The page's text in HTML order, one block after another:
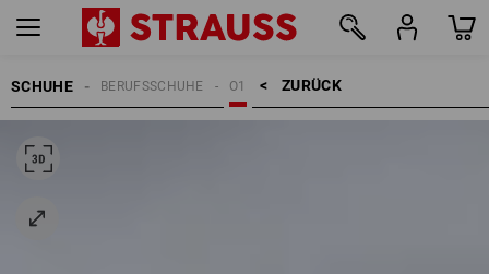
SCHUHE ZURÜCK    >
O1
BERUFSSCHUHE